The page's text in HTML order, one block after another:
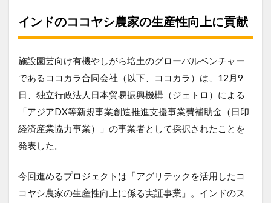
インドのココヤシ農家の生産性向上に貢献
施設園芸向け有機やしがら培土のグローバルベンチャー
であるココカラ合同会社（以下、ココカラ）は、12月9
日、独立行政法人日本貿易振興機構（ジェトロ）による
「アジアDX等新規事業創造推進支援事業費補助金（日印
経済産業協力事業）」の事業者として採択されたことを
発表した。
今回進めるプロジェクトは「アグリテックを活用したコ
コヤシ農家の生産性向上に係る実証事業」。インドのス